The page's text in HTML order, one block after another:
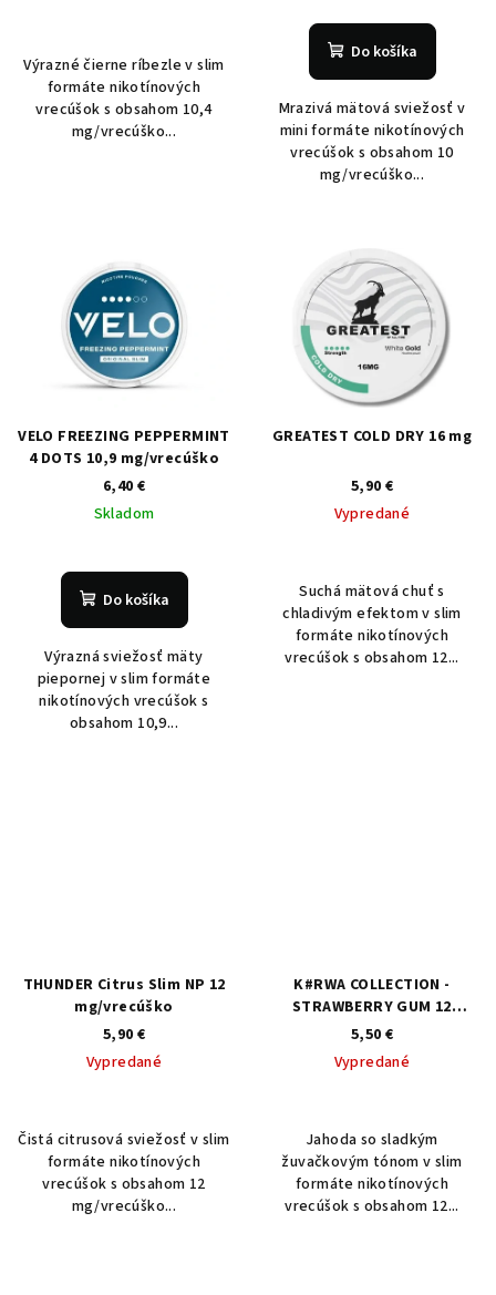
Výrazné čierne ríbezle v slim
formáte nikotínových
vrecúšok s obsahom 10,4
mg/vrecúško...
Do košíka
Mrazivá mätová sviežosť v
mini formáte nikotínových
vrecúšok s obsahom 10
mg/vrecúško...
VELO FREEZING PEPPERMINT
4 DOTS 10,9 mg/vrecúško
6,40 €
Skladom
Do košíka
Výrazná sviežosť mäty
piepornej v slim formáte
nikotínových vrecúšok s
obsahom 10,9...
GREATEST COLD DRY 16 mg
5,90 €
Vypredané
Suchá mätová chuť s
chladivým efektom v slim
formáte nikotínových
vrecúšok s obsahom 12...
THUNDER Citrus Slim NP 12
mg/vrecúško
5,90 €
Vypredané
Čistá citrusová sviežosť v slim
formáte nikotínových
vrecúšok s obsahom 12
mg/vrecúško...
K#RWA COLLECTION -
STRAWBERRY GUM 12
mg/vrecúško
5,50 €
Vypredané
Jahoda so sladkým
žuvačkovým tónom v slim
formáte nikotínových
vrecúšok s obsahom 12...